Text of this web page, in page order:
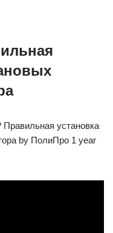
установка
by ПолиПро 1 year